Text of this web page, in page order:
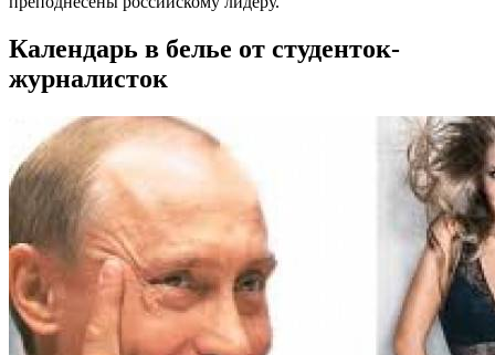
Календарь в белье от студенток-
журналисток